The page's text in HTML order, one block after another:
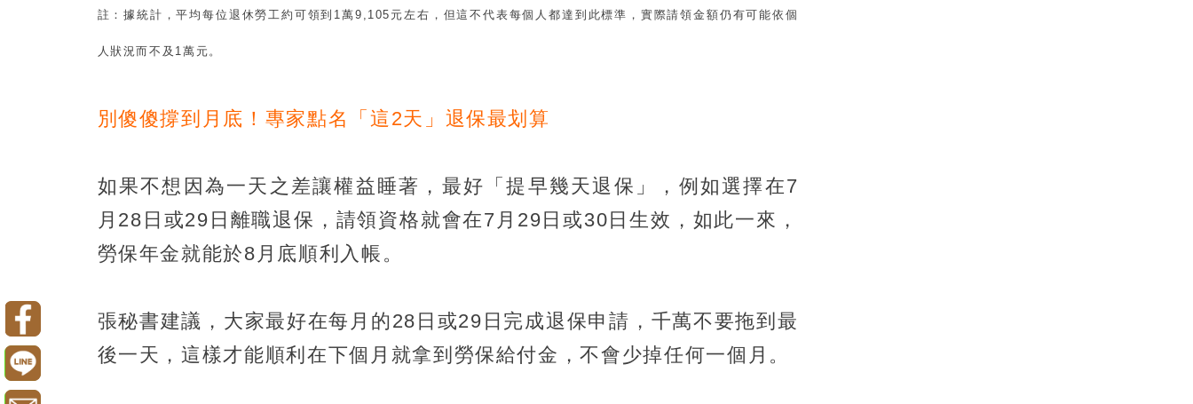
註：據統計，平均每位退休勞工約可領到1萬9,105元左右，但這不代表每個人都達到此標準，實際請領金額仍有可能依個
人狀況而不及1萬元。
別傻傻撐到月底！專家點名「這2天」退保最划算
如果不想因為一天之差讓權益睡著，最好「提早幾天退保」，例如選擇在7
月28日或29日離職退保，請領資格就會在7月29日或30日生效，如此一來，
勞保年金就能於8月底順利入帳。
張秘書建議，大家最好在每月的28日或29日完成退保申請，千萬不要拖到最
後一天，這樣才能順利在下個月就拿到勞保給付金，不會少掉任何一個月。